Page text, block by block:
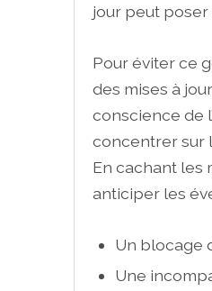
jour peut
Pour éviter ce
des mises à
conscience de
concentrer sur
En cachant les
anticiper les
Un blocage
Une